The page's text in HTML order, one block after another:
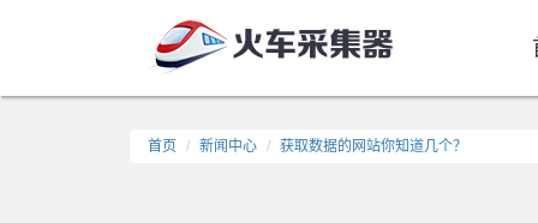
首页 新闻中心 获取数据的网站你知道几个？